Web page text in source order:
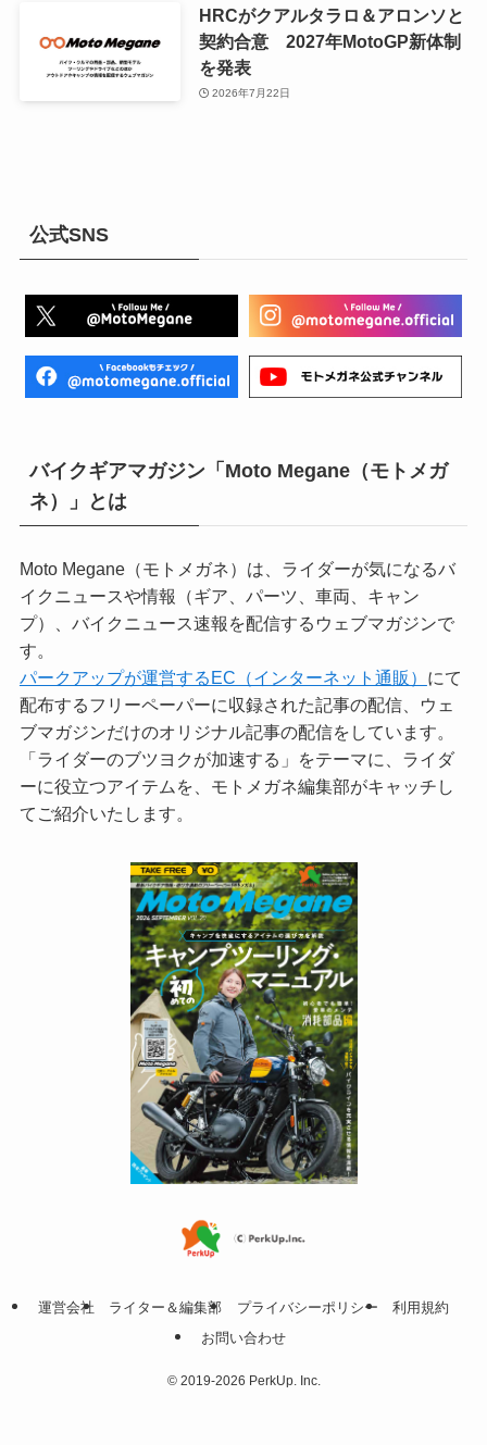
HRCがクアルタラロ＆アロンソと
契約合意 2027年MotoGP新体制
を発表
2026年7月22日
公式SNS
バイクギアマガジン「Moto Megane（モトメガ
ネ）」とは
Moto Megane（モトメガネ）は、ライダーが気になるバ
イクニュースや情報（ギア、パーツ、車両、キャン
プ）、バイクニュース速報を配信するウェブマガジンで
す。
パークアップが運営するEC（インターネット通販） にて
配布するフリーペーパーに収録された記事の配信、ウェ
ブマガジンだけのオリジナル記事の配信をしています。
「ライダーのブツヨクが加速する」をテーマに、ライダ
ーに役立つアイテムを、モトメガネ編集部がキャッチし
てご紹介いたします。
運営会社 ライター＆編集部 プライバシーポリシー
利用規約
お問い合わせ
©2019-2026 PerkUp. Inc.